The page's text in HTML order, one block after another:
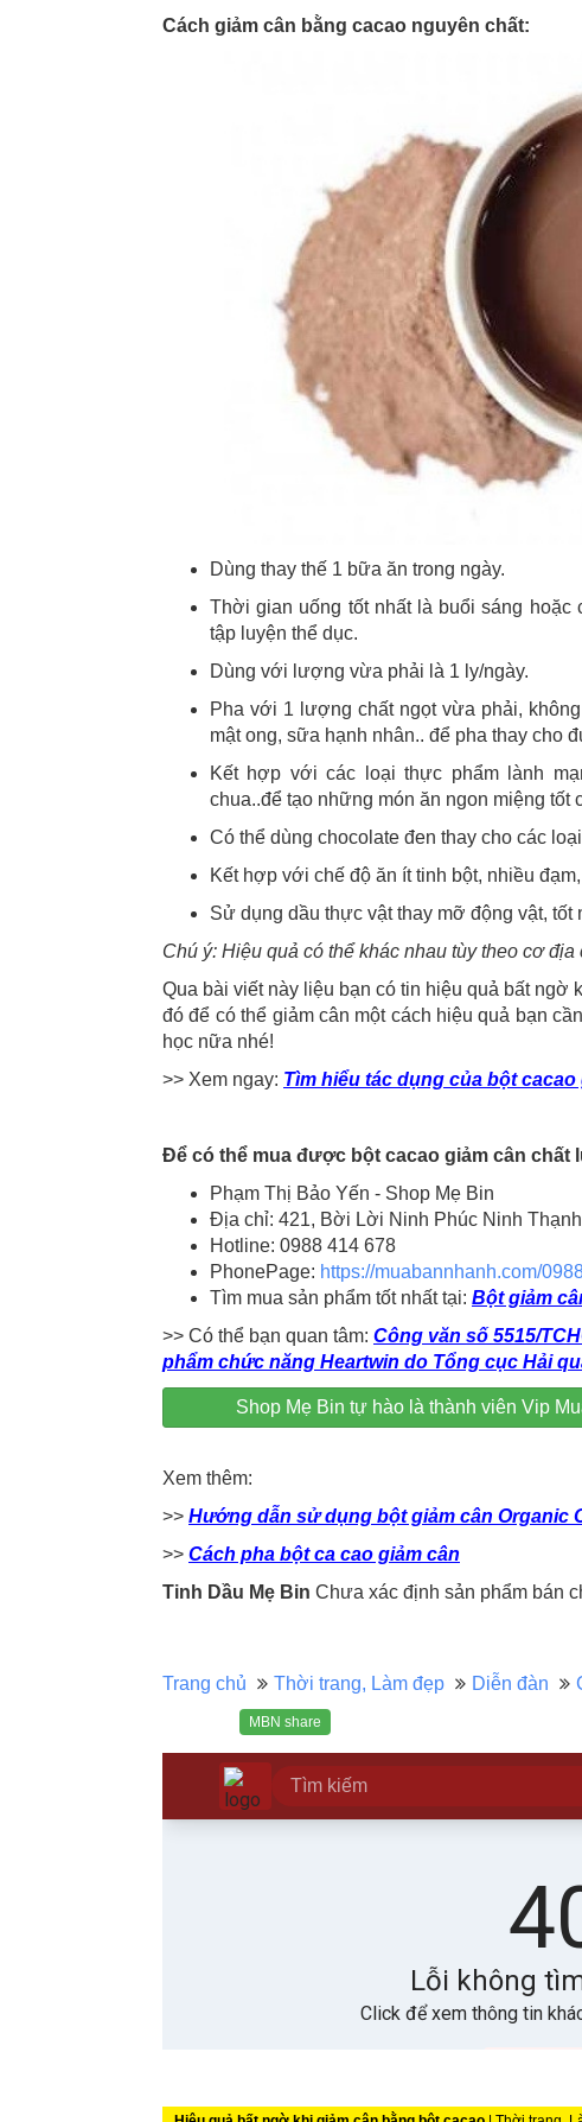
Cách giảm cân bằng cacao nguyên chất:
Dùng thay thế 1 bữa ăn trong ngày.
Thời gian uống tốt nhất là buổi sáng
tập luyện thể dục.
Dùng với lượng vừa phải là 1 ly/ngày.
Pha với 1 lượng chất ngọt vừa phải,
mật ong, sữa hạnh nhân.. để pha thay cho
Kết hợp với các loại thực phẩm lành
chua..để tạo những món ăn ngon miệng tốt
Có thể dùng chocolate đen thay cho các
Kết hợp với chế độ ăn ít tinh bột, nhiều
Sử dụng dầu thực vật thay mỡ động vật, tốt
Chú ý: Hiệu quả có thể khác nhau tùy theo cơ
Qua bài viết này liệu bạn có tin hiệu quả bất ngờ
đó để có thể giảm cân một cách hiệu quả bạn
học nữa nhé!
>> Xem ngay: Tìm hiểu tác dụng của bột cacao
Để có thể mua được bột cacao giảm cân
Phạm Thị Bảo Yến - Shop Mẹ Bin
Địa chỉ: 421, Bời Lời Ninh Phúc Ninh
Hotline: 0988 414 678
PhonePage: https://muabannhanh.com/
Tìm mua sản phẩm tốt nhất tại: Bột giảm
>> Có thể bạn quan tâm: Công văn số 5515/
phẩm chức năng Heartwin do Tổng cục Hải
Shop Mẹ Bin tự hào là thành viên Vip
Xem thêm:
>> Hướng dẫn sử dụng bột giảm cân Organic
>> Cách pha bột ca cao giảm cân
Tinh Dầu Mẹ Bin Chưa xác định sản phẩm bán
Trang chủ Thời trang, Làm đẹp Diễn đàn
MBN share